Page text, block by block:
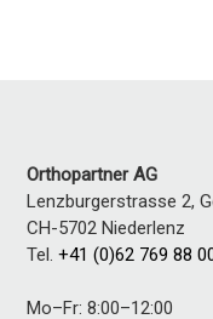
Orthopartner AG
Lenzburgerstrasse 2,
CH-5702 Niederlenz
Tel.+41 (0)62 769 88
Mo–Fr: 8:00–12:00